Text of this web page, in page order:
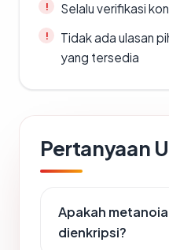
Selalu verifikasi
Tidak ada ulasan
yang tersedia
Pertanyaan
Apakah
dienkripsi?